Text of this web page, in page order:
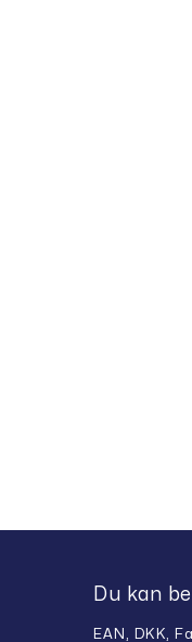
Du kan
EAN, DKK,